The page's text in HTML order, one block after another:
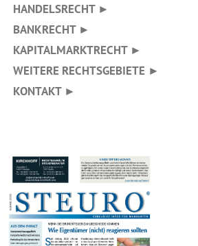
HANDELSRECHT ►
BANKRECHT ►
KAPITALMARKTRECHT ►
WEITERE RECHTSGEBIETE ►
KONTAKT ►